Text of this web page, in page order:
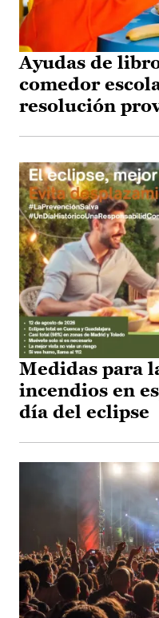
Ayudas de
comedor
resolución
Medidas para
incendios en
día del eclipse